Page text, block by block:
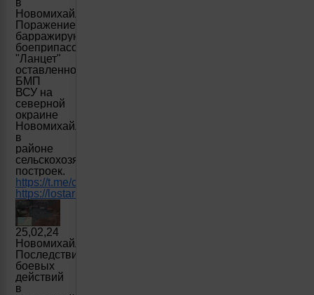
в
Новомихайловке.
Поражение
барражирующим
боеприпасом
"Ланцет"
оставленной
БМП
ВСУ на
северной
окраине
Новомихайловки
в
районе
сельскохозяйственных
построек.
https://t.me/creamy
https:// lostarmour
25,02,24
Новомихайловка
Последствия
боевых
действий
в